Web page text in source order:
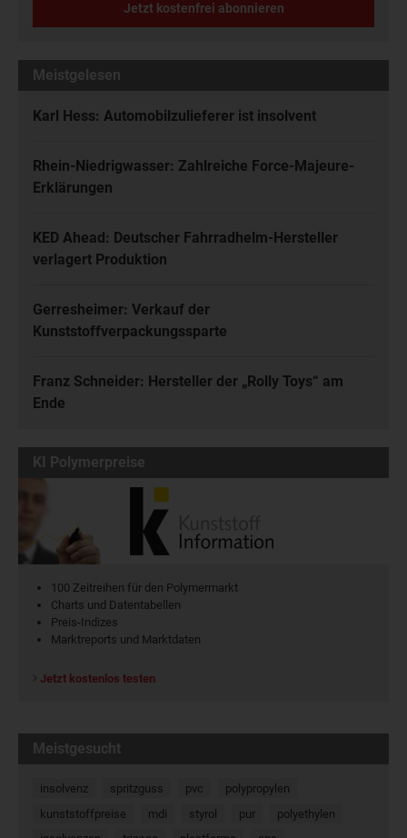
Jetzt kostenfrei abonnieren
Meistgelesen
Karl Hess: Automobilzulieferer ist insolvent
Rhein-Niedrigwasser: Zahlreiche Force-Majeure-
Erklärungen
KED Ahead: Deutscher Fahrradhelm-Hersteller
verlagert Produktion
Gerresheimer: Verkauf der
Kunststoffverpackungssparte
Franz Schneider: Hersteller der „Rolly Toys“ am
Ende
KI Polymerpreise
100 Zeitreihen für den Polymermarkt
Charts und Datentabellen
Preis-Indizes
Marktreports und Marktdaten
Jetzt kostenlos testen
Meistgesucht
insolvenz spritzguss pvc
polypropylen
kunststoffpreise
mdi styrol pur
polyethylen